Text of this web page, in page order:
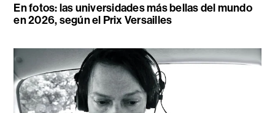
En fotos: las universidades más bellas del mundo
en 2026, según el Prix Versailles